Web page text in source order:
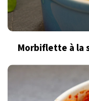
Morbiflette à la